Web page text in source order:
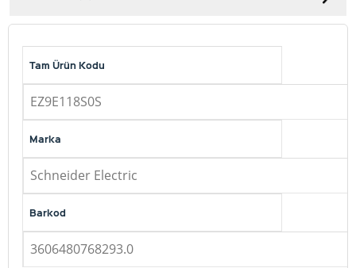
Tam Ürün Kodu
EZ9E118S0S
Marka
Schneider Electric
Barkod
3606480768293.0